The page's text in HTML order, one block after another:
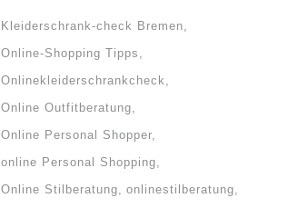
Kleiderschrank-check Bremen
Online-Shopping Tipps
Onlinekleiderschrankcheck
Online Outfitberatung
Online Personal Shopper
online Personal Shopping
Online Stilberatung
onlinestilberatung